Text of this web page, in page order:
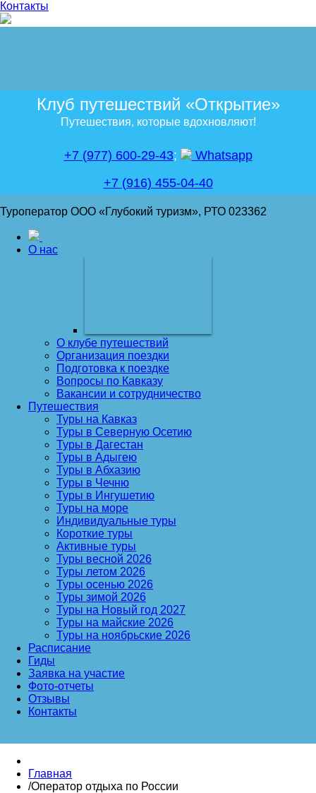
Контакты
Клуб путешествий «Открытие»
Путешествия, которые вдохновляют!
+7 (977) 600-29-43;
Whatsapp
+7 (916) 455-04-40
Туроператор ООО «Глубокий туризм», РТО 023362
О нас
О клубе путешествий
Организация поездки
Подготовка к поездке
Вопросы по Кавказу
Вакансии и сотрудничество
Путешествия
Туры на Кавказ
Туры в Северную Осетию
Туры в Дагестан
Туры в Адыгею
Туры в Абхазию
Туры в Чечню
Туры в Ингушетию
Туры на море
Индивидуальные туры
Короткие туры
Активные туры
Туры весной 2026
Туры летом 2026
Туры осенью 2026
Туры зимой 2026
Туры на Новый год 2027
Туры на майские 2026
Туры на ноябрьские 2026
Расписание
Гиды
Заявка на участие
Фото-отчеты
Отзывы
Контакты
Главная
/Оператор отдыха по России